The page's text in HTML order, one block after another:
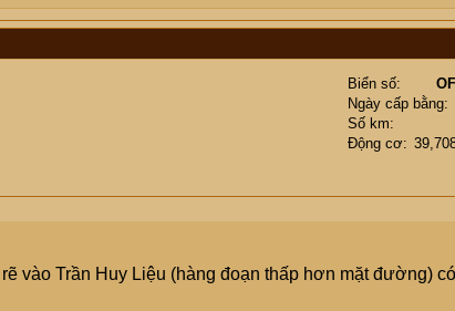
Biển số
Ngày cấp bằng
Số km
Động cơ
vào Trần Huy Liệu (hàng đoạn thấp hơn mặt đường)